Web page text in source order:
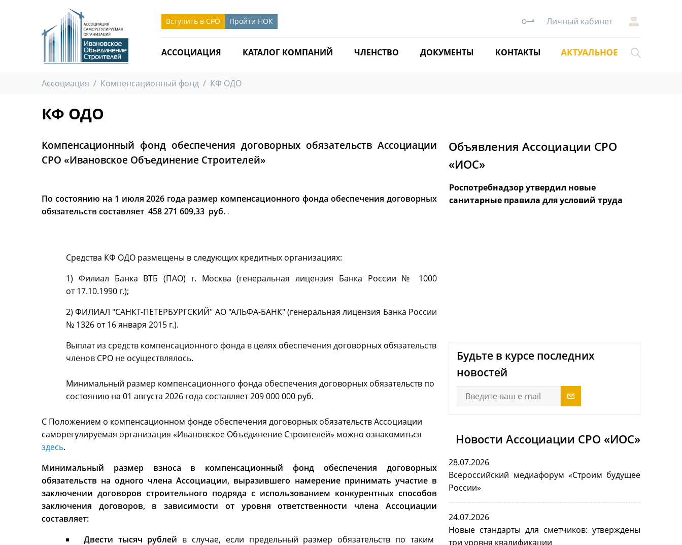
Вступить в СРО Пройти НОК Личный кабинет
АССОЦИАЦИЯ КАТАЛОГ КОМПАНИЙ ЧЛЕНСТВО ДОКУМЕНТЫ КОНТАКТЫ АКТУАЛЬНОЕ
Ассоциация / Компенсационный фонд / КФ ОДО
КФ ОДО
Компенсационный фонд обеспечения договорных обязательств Ассоциации
СРО «Ивановское Объединение Строителей»
По состоянию на 1 июля 2026 года размер компенсационного фонда обеспечения договорных
обязательств составляет 458 271 609,33 руб. .
Средства КФ ОДО размещены в следующих кредитных организациях:
1) Филиал Банка ВТБ (ПАО) г. Москва (генеральная лицензия Банка России № 1000
от 17.10.1990 г.);
2) ФИЛИАЛ "САНКТ-ПЕТЕРБУРГСКИЙ" АО "АЛЬФА-БАНК" (генеральная лицензия Банка России
№ 1326 от 16 января 2015 г.).
Выплат из средств компенсационного фонда в целях обеспечения договорных обязательств
членов СРО не осуществлялось.
Минимальный размер компенсационного фонда обеспечения договорных обязательств по
состоянию на 01 августа 2026 года составляет 209 000 000 руб.
C Положением о компенсационном фонде обеспечения договорных обязательств Ассоциации
саморегулируемая организация «Ивановское Объединение Строителей» можно ознакомиться
здесь.
Минимальный размер взноса в компенсационный фонд обеспечения договорных
обязательств на одного члена Ассоциации, выразившего намерение принимать участие в
заключении договоров строительного подряда с использованием конкурентных способов
заключения договоров, в зависимости от уровня ответственности члена Ассоциации
составляет:
Двести тысяч рублей в случае, если предельный размер обязательств по таким
Объявления Ассоциации СРО
«ИОС»
будущее России»
утверждены три уровня квалификации
Роспотребнадзор утвердил новые
санитарные правила для условий труда
Будьте в курсе последних
новостей
Новости Ассоциации СРО «ИОС»
28.07.2026
Всероссийский медиафорум «Строим будущее
России»
24.07.2026
Новые стандарты для сметчиков: утверждены
три уровня квалификации